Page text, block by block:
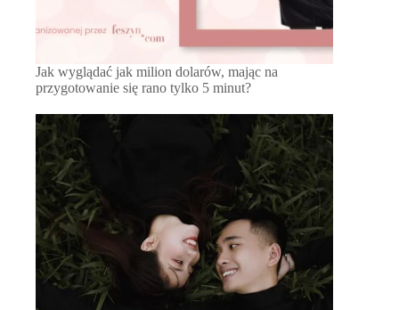
Jak wyglądać jak milion dolarów, mając na
przygotowanie się rano tylko 5 minut?